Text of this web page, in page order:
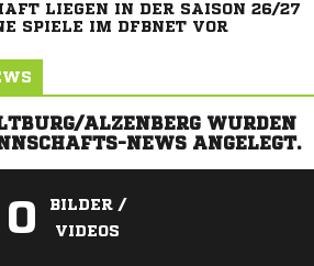
LIEGEN IN DER SAISON 26/27
SPIELE IM DFBNET VOR
ALZENBERG WURDEN
NEWS ANGELEGT.
0
BILDER /
VIDEOS